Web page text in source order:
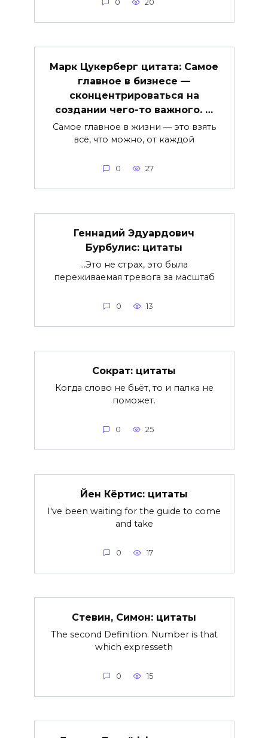
0 20
Марк Цукерберг цитата: Самое
главное в бизнесе —
сконцентрироваться на
создании чего-то важного. …
Самое главное в жизни — это взять
всё, что можно, от каждой
0 27
Геннадий Эдуардович
Бурбулис: цитаты
…Это не страх, это была
переживаемая тревога за масштаб
0 13
Сократ: цитаты
Когда слово не бьёт, то и палка не
поможет.
0 25
Йен Кёртис: цитаты
I've been waiting for the guide to come
and take
0 17
Стевин, Симон: цитаты
The second Definition. Number is that
which expresseth
0 15